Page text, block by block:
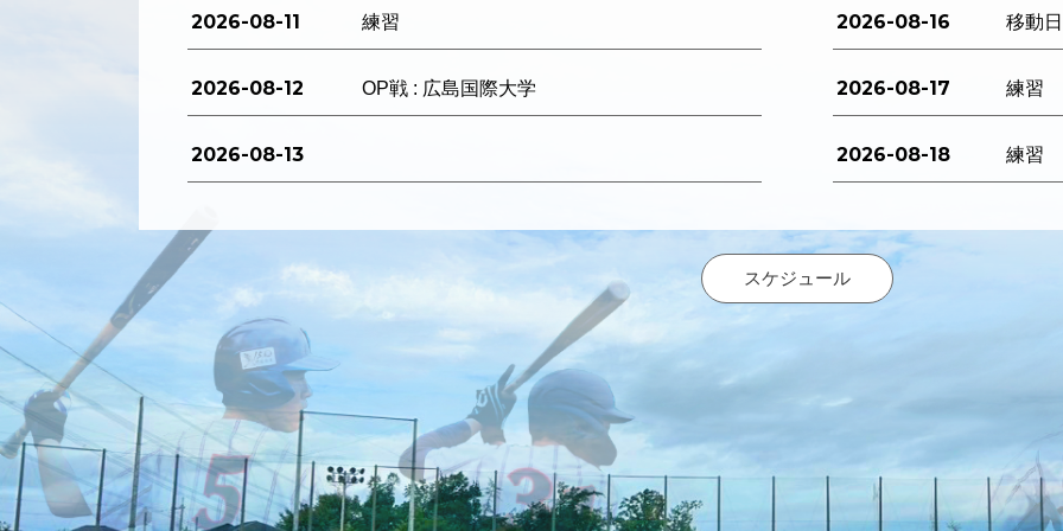
2026-08-11 練習
2026-08-12 OP戦 : 広島国際大学
2026-08-13
2026-08-16 移動日
2026-08-17 練習
2026-08-18 練習
スケジュール